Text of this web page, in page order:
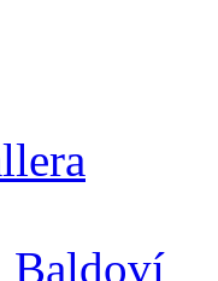
Baldoví